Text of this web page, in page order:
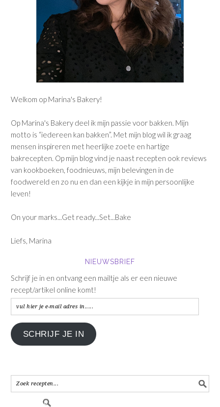
Welkom op Marina's Bakery!
Op Marina's Bakery deel ik mijn passie voor bakken. Mijn
motto is “iedereen kan bakken”. Met mijn blog wil ik graag
mensen inspireren met heerlijke zoete en hartige
bakrecepten. Op mijn blog vind je naast recepten ook reviews
van kookboeken, foodnieuws, mijn belevingen in de
foodwereld en zo nu en dan een kijkje in mijn persoonlijke
leven!
On your marks...Get ready...Set...Bake
Liefs, Marina
NIEUWSBRIEF
Schrijf je in en ontvang een mailtje als er een nieuwe
recept/artikel online komt!
vul
hier
je
e-
in.....
SCHRIJF JE IN